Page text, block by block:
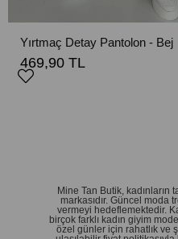
Yırtmaç Detay Pantolon - Bej
469,90 TL
Mine Tan Butik, kadınların
markasıdır. Güncel moda
vermeyi hedeflemektedir.
birçok farklı kadın giyim
özel günler için rahatlık ve